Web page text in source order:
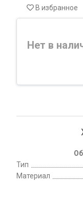
В избранное
Нет в
Тип
Материал